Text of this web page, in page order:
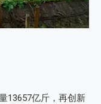
13657亿斤，再创新